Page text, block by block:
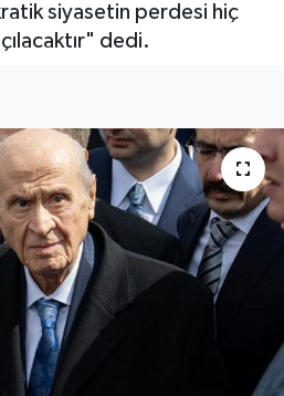
siyasetin perdesi hiç
dedi.